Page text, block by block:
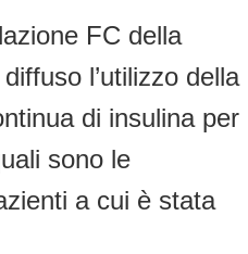
FC della
l’utilizzo della
di insulina per
sono le
a cui è stata